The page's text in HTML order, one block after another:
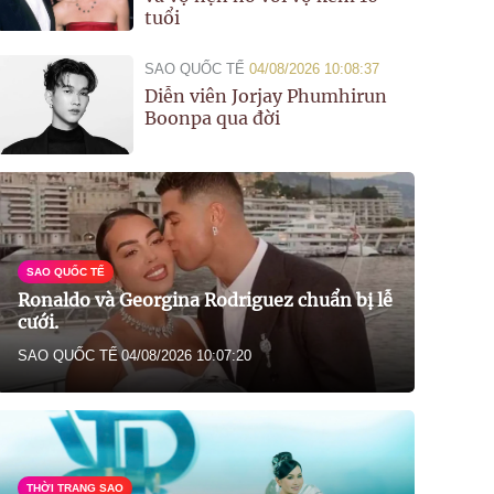
tuổi
SAO QUỐC TẾ 04/08/2026 10:08:37
Diễn viên Jorjay Phumhirun
Boonpa qua đời
SAO QUỐC TẾ
Ronaldo và Georgina Rodriguez chuẩn bị lễ
cưới.
SAO QUỐC TẾ 04/08/2026 10:07:20
THỜI TRANG SAO